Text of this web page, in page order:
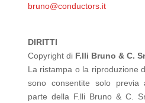
bruno@conductors.it
DIRITTI
Copyright di F.lli Bruno & C.
La ristampa o la riproduzione
sono consentite solo previa
parte della F.lli Bruno & C.